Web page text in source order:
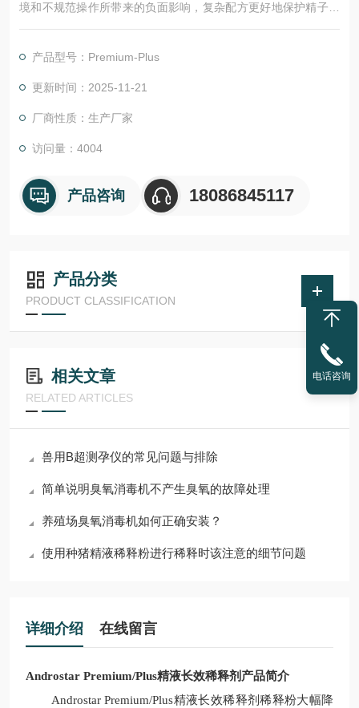
境和不规范操作所带来的负面影响，复杂配方更好地保护精子细
胞，可以为精液温度波动范围和处理方案提供更大的空间，使操
影响。
产品型号：Premium-Plus
更新时间：2025-11-21
厂商性质：生产厂家
访问量：4004
产品咨询 18086845117
产品分类
PRODUCT CLASSIFICATION
相关文章
RELATED ARTICLES
兽用B超测孕仪的常见问题与排除
简单说明臭氧消毒机不产生臭氧的故障处理
养殖场臭氧消毒机如何正确安装？
使用种猪精液稀释粉进行稀释时该注意的细节问题
详细介绍 在线留言
Androstar Premium/Plus精液长效稀释剂产品简介
Androstar Premium/Plus精液长效稀释剂稀释粉大幅降
电话咨询